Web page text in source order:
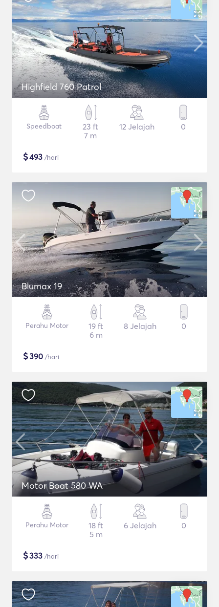
Highfield 760 Patrol
Speedboat
23 ft
7 m
12 Jelajah 0
$493 /hari
Blumax 19
Perahu Motor
19 ft
6 m
8 Jelajah 0
$390 /hari
Motor Boat 580 WA
Perahu Motor
18 ft
5 m
6 Jelajah 0
$333 /hari